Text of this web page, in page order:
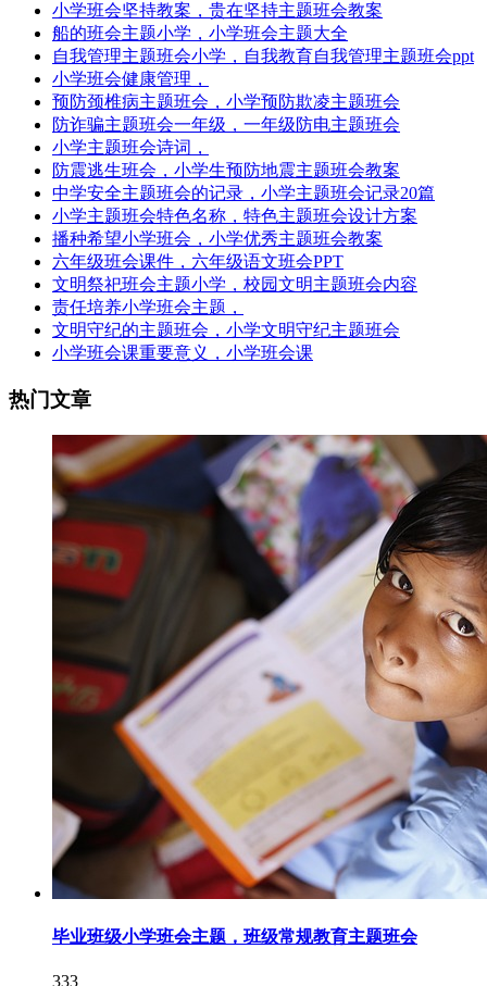
小学班会坚持教案，贵在坚持主题班会教案
船的班会主题小学，小学班会主题大全
自我管理主题班会小学，自我教育自我管理主题班会ppt
小学班会健康管理，
预防颈椎病主题班会，小学预防欺凌主题班会
防诈骗主题班会一年级，一年级防电主题班会
小学主题班会诗词，
防震逃生班会，小学生预防地震主题班会教案
中学安全主题班会的记录，小学主题班会记录20篇
小学主题班会特色名称，特色主题班会设计方案
播种希望小学班会，小学优秀主题班会教案
六年级班会课件，六年级语文班会PPT
文明祭祀班会主题小学，校园文明主题班会内容
责任培养小学班会主题，
文明守纪的主题班会，小学文明守纪主题班会
小学班会课重要意义，小学班会课
热门文章
毕业班级小学班会主题，班级常规教育主题班会
333